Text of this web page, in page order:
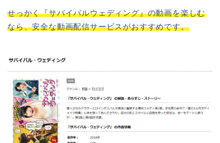
せっかく『サバイバルウェディング』の動画を楽しむ
なら、安全な動画配信サービスがおすすめです。